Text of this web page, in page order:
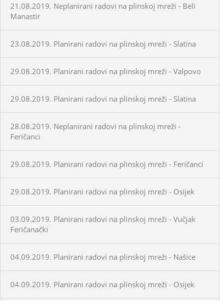
21.08.2019. Neplanirani radovi na plinskoj mreži - Beli
Manastir
23.08.2019. Planirani radovi na plinskoj mreži - Slatina
29.08.2019. Planirani radovi na plinskoj mreži - Valpovo
29.08.2019. Planirani radovi na plinskoj mreži - Slatina
28.08.2019. Neplanirani radovi na plinskoj mreži -
Feričanci
29.08.2019. Planirani radovi na plinskoj mreži - Feričanci
29.08.2019. Planirani radovi na plinskoj mreži - Osijek
03.09.2019. Planirani radovi na plinskoj mreži - Vučjak
Feričanački
04.09.2019. Planirani radovi na plinskoj mreži - Našice
04.09.2019. Planirani radovi na plinskoj mreži - Osijek